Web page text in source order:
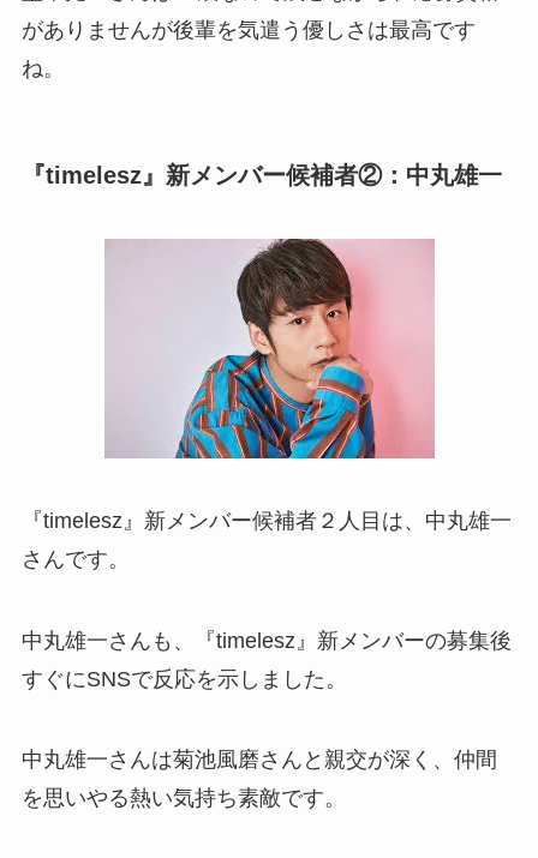
がありませんが後輩を気遣う優しさは最高です
ね。
『timelesz』新メンバー候補者②：中丸雄一
『timelesz』新メンバー候補者２人目は、中丸雄一
さんです。
中丸雄一さんも、『timelesz』新メンバーの募集後
すぐにSNSで反応を示しました。
中丸雄一さんは菊池風磨さんと親交が深く、仲間
を思いやる熱い気持ち素敵です。